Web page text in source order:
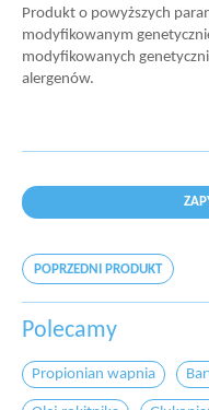
Produkt o powyższych
modyfikowanym
modyfikowanych
alergenów.
POPRZEDNI PRODUKT
Polecamy
Propionian wapnia